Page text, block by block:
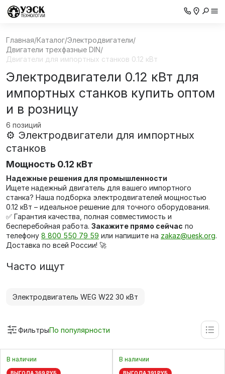
Главная/Каталог/Электродвигатели/
Двигатели трехфазные DIN/
Двигатели для импортных станков 0.12 кВт
Электродвигатели 0.12 кВт для
импортных станков купить оптом
и в розницу
6 позиций
⚙️ Электродвигатели для импортных
станков
Мощность 0.12 кВт
Надежные решения для промышленности
Ищете надежный двигатель для вашего импортного
станка? Наша подборка электродвигателей мощностью
0.12 кВт – идеальное решение для точного оборудования.
✅ Гарантия качества, полная совместимость и
бесперебойная работа. Закажите прямо сейчас по
телефону 8 800 550 79 59 или напишите на zakaz@uesk.org.
Доставка по всей России! 🚀
Часто ищут
Электродвигатель WEG W22 30 кВт
ФильтрыПо популярности
В наличии В наличии